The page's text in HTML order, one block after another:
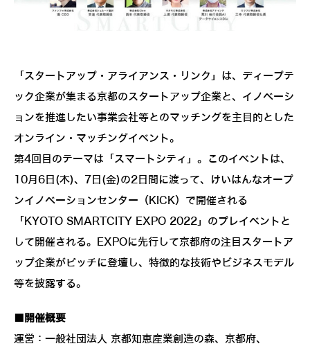
「スタートアップ・アライアンス・リンク」は、ディープテ
ック企業が集まる京都のスタートアップ企業と、イノベーシ
ョンを推進したい事業会社等とのマッチングを主目的とした
オンライン・マッチングイベント。
第4回目のテーマは「スマートシティ」。このイベントは、
10月6日(木)、7日(金)の2日間に渡って、けいはんなオープ
ンイノベーションセンター（KICK）で開催される
「KYOTO SMARTCITY EXPO 2022」のプレイベントと
して開催される。EXPOに先行して京都府の注目スタートア
ップ企業がピッチに登壇し、特徴的な技術やビジネスモデル
等を披露する。
■開催概要
運営：一般社団法人 京都知恵産業創造の森、京都府、